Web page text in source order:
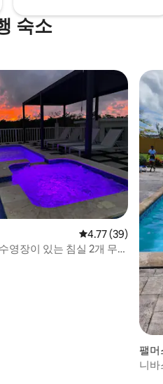
숙소
개 평점 4.77점(5점
4.77 (39)
영장이 있는 침실 2개 무료
팰머
니바